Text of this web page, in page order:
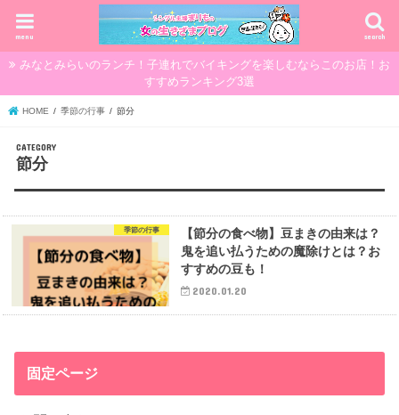
search
menu
みなとみらいのランチ！子連れでバイキングを楽しむならこのお店！お
すすめランキング3選
HOME 季節の行事 節分
節分
季節の行事
【節分の食べ物】豆まきの由来は？
鬼を追い払うための魔除けとは？お
すすめの豆も！
2020.01.20
固定ページ